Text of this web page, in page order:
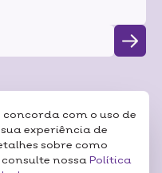
com o uso de
experiência de
sobre como
nossa Política